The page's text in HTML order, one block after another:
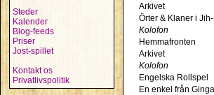
Steder
Kalender
Blog-feeds
Priser
Jost-spillet
Kontakt os
Privatlivspolitik
Arkivet
Örter & Klaner i
Kolofon
Hemmafronten
Arkivet
Kolofon
Engelska Rollspel
En enkel från